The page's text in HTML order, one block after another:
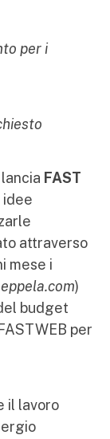
per i
lancia FAST
idee
attraverso
mese i
)
budget
per
il lavoro